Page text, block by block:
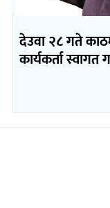
देउवा २८ गते
कार्यकर्ता स्वागत